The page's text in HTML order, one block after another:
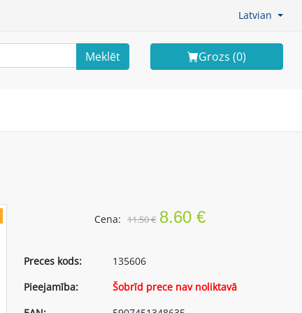
Latvian
Meklēt Grozs (0)
Cena: 11.50 € 8.60 €
Preces kods:
135606
Pieejamība:
Šobrīd prece nav noliktavā